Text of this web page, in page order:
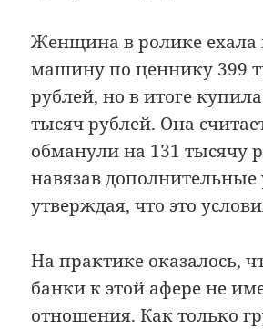
Женщина в ролике ехала
машину по ценнику 399
рублей, но в итоге
тысяч рублей. Она
обманули на 131 тысячу
навязав дополнительные
утверждая, что это
На практике оказалось,
банки к этой афере не
отношения. Как только